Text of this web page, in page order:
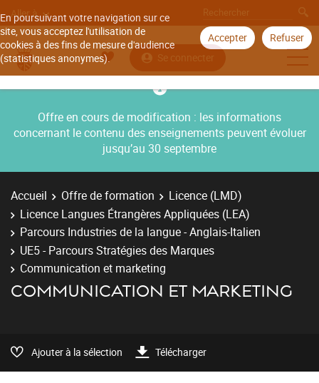
En poursuivant votre navigation sur ce
site, vous acceptez l'utilisation de
cookies à des fins de mesure d'audience
(statistiques anonymes).
Accepter Refuser
Aller à
Se connecter
Offre en cours de modification : les informations
concernant le contenu des enseignements peuvent évoluer
jusqu’au 30 septembre
Accueil Offre de formation
Licence (LMD)
Licence Langues Étrangères Appliquées (LEA)
Parcours Industries de la langue - Anglais-Italien
UE5 - Parcours Stratégies des Marques
Communication et marketing
COMMUNICATION ET MARKETING
Ajouter à la sélection Télécharger